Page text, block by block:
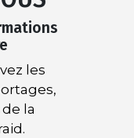
les
la